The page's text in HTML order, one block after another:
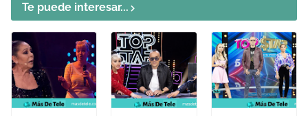
Te puede interesar...